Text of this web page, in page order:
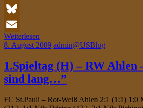
Facebook
Bluesky
Email
Weiterlesen
8. August 2009 admin@USBlog
1.Spieltag (H) – RW Ahlen
sind lang…”
FC St.Pauli – Rot-Weiß Ahlen 2:1 (1:1) 1:0